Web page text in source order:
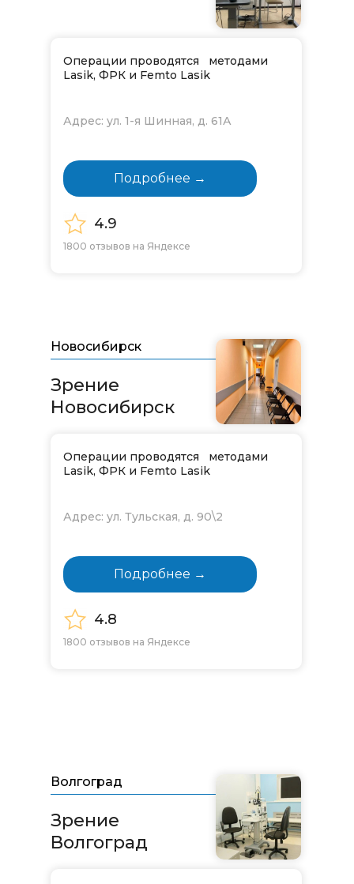
Операции проводятся методами
Lasik, ФРК и Femto Lasik
Подробнее →
Адрес: ул. 1-я Шинная, д. 61А
4.9
1800 отзывов на Яндексе
Новосибирск
Зрение
Новосибирск
Операции проводятся методами
Lasik, ФРК и Femto Lasik
Подробнее →
Адрес: ул. Тульская, д. 90\2
4.8
1800 отзывов на Яндексе
Волгоград
Зрение
Волгоград